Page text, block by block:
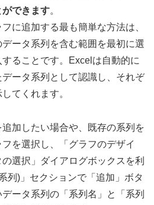
ができます。
に追加する最も簡単な方法は、
ータ系列を含む範囲を最初に選
ることです。Excelは自動的に
ータ系列として認識し、それぞ
てくれます。
加したい場合や、既存の系列を
を選択し、「グラフのデザイ
選択」ダイアログボックスを利
列)」セクションで「追加」ボタ
ータ系列の「系列名」と「系列